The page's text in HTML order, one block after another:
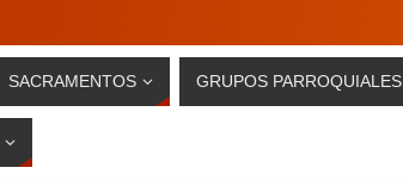
SACRAMENTOS GRUPOS PARROQUIALES